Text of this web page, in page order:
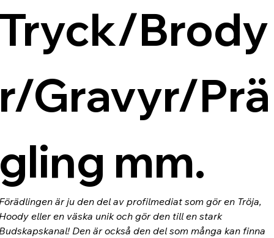
Brody
Gravyr/Prä
mm.
är ju den del av profilmediat som gör en Tröja,
eller en väska unik och gör den till en stark
Den är också den del som många kan finna